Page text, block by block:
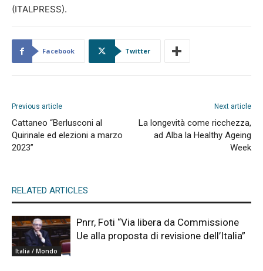
(ITALPRESS).
Facebook Twitter
Previous article
Cattaneo “Berlusconi al
Quirinale ed elezioni a marzo
2023”
Next article
La longevità come ricchezza,
ad Alba la Healthy Ageing
Week
RELATED ARTICLES
Italia / Mondo
Pnrr, Foti “Via libera da Commissione
Ue alla proposta di revisione dell’Italia”